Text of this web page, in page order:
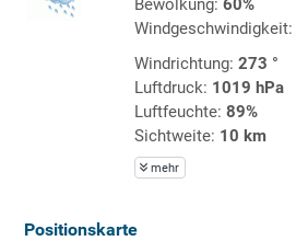
Bewölkung: 60%
Windgeschwindigkeit:
Windrichtung: 273 °
Luftdruck: 1019 hPa
Luftfeuchte: 89%
Sichtweite: 10 km
mehr
Positionskarte